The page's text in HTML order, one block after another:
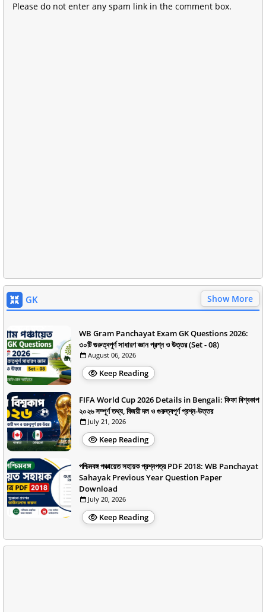
Please do not enter any spam link in the comment box.
GK Show More
WB Gram Panchayat Exam GK Questions 2026:
৩০টি গুরুত্বপূর্ণ সাধারণ জ্ঞান প্রশ্ন ও উত্তর (Set - 08)
August 06, 2026
Keep Reading
FIFA World Cup 2026 Details in Bengali: ফিফা বিশ্বকাপ
২০২৬ সম্পূর্ণ তথ্য, বিজয়ী দল ও গুরুত্বপূর্ণ প্রশ্ন-উত্তর
July 21, 2026
Keep Reading
পশ্চিমবঙ্গ পঞ্চায়েত সহায়ক প্রশ্নপত্র PDF 2018: WB Panchayat
Sahayak Previous Year Question Paper
Download
July 20, 2026
Keep Reading